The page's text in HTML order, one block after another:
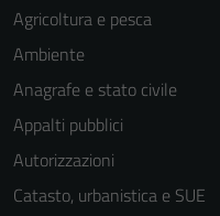
Agricoltura e pesca
Ambiente
Anagrafe e stato civile
Appalti pubblici
Autorizzazioni
Catasto, urbanistica e SUE